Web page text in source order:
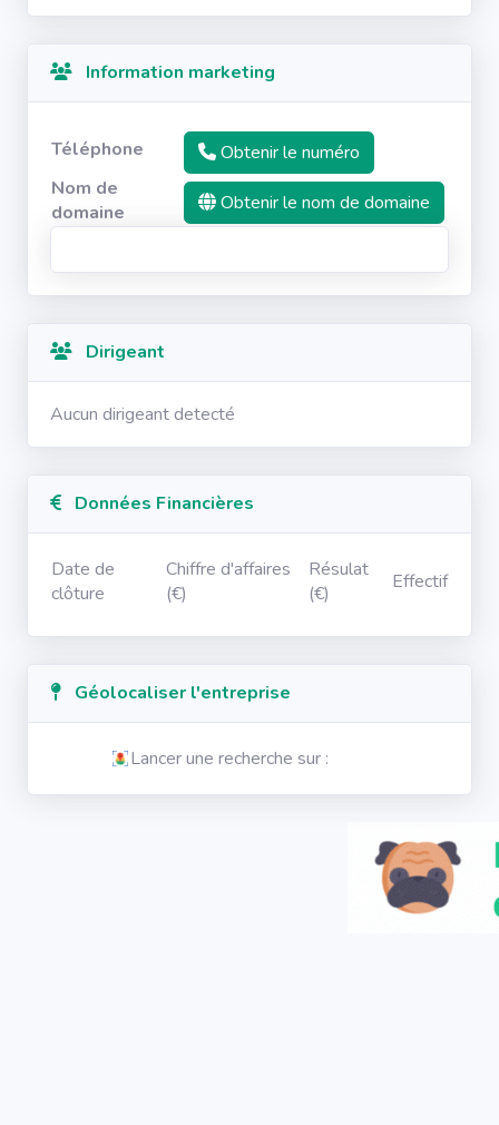
Information marketing
Téléphone
Obtenir le numéro
Nom de
domaine
Obtenir le nom de domaine
Dirigeant
Aucun dirigeant detecté
Données Financières
Date de
clôture
Chiffre d'affaires
(€)
Résulat
(€)
Effectif
Géolocaliser l'entreprise
Lancer une recherche sur :